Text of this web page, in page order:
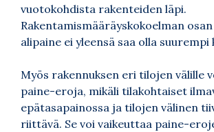
vuotokohdista rakenteiden läpi.
Rakentamismääräyskokoelman
alipaine ei yleensä saa olla suurempi
Myös rakennuksen eri tilojen välille
paine-eroja, mikäli tilakohtaiset
epätasapainossa ja tilojen välinen
riittävä. Se voi vaikeuttaa paine-